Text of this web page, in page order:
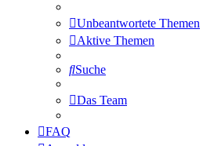
Unbeantwortete Themen
Aktive Themen
Suche
Das Team
FAQ